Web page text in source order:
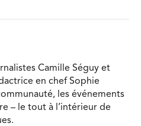
Camille Séguy et
en chef Sophie
les événements
– le tout à l’intérieur de